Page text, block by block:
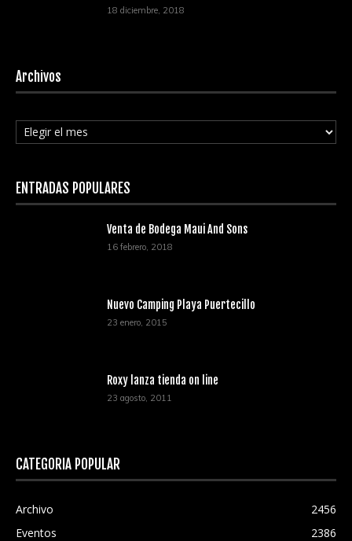
18 diciembre, 2018
Archivos
Archivos
ENTRADAS POPULARES
Venta de Bodega Maui And Sons
16 febrero, 2018
Nuevo Camping Playa Puertecillo
23 enero, 2015
Roxy lanza tienda on line
23 agosto, 2011
CATEGORÍA POPULAR
Archivo
2456
Eventos
2386